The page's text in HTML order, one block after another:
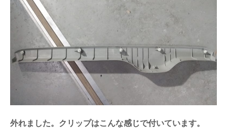
外れました。クリップはこんな感じで付いています。